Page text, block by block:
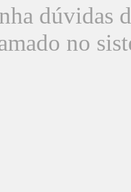
dúvidas
no